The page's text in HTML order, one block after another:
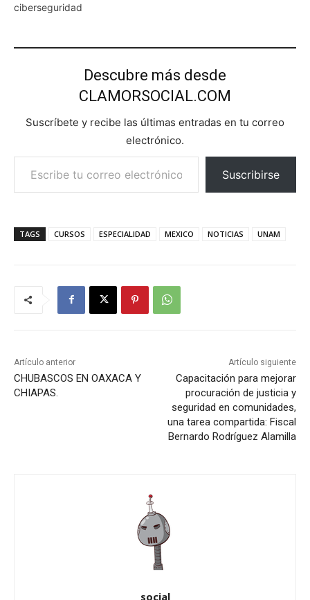
ciberseguridad
Descubre más desde
CLAMORSOCIAL.COM
Suscríbete y recibe las últimas entradas en tu correo
electrónico.
Escribe tu correo electrónico…
Suscribirse
TAGS CURSOS ESPECIALIDAD MEXICO NOTICIAS UNAM
Artículo anterior
CHUBASCOS EN OAXACA Y
CHIAPAS.
Artículo siguiente
Capacitación para mejorar
procuración de justicia y
seguridad en comunidades,
una tarea compartida: Fiscal
Bernardo Rodríguez Alamilla
social